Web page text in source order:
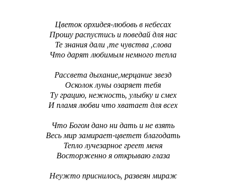
Цветок орхидея-любовь в небесах
Прошу распустись и поведай для нас
Те знания дали ,те чувства ,слова
Что дарят любимым немного тепла
Рассвета дыхание,мерцание звезд
Осколок луны озаряет тебя
Ту грацию, нежность, улыбку и смех
И пламя любви что хватает для всех
Что Богом дано ни дать и не взять
Весь мир замирает-цветет благодать
Тепло лучезарное греет меня
Восторженно я открываю глаза
Неужто приснилось, развеян мираж